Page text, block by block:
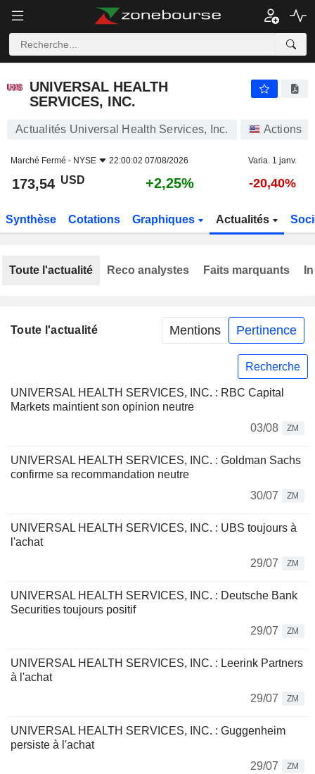
UNIVERSAL HEALTH
SERVICES, INC.
Actualités Universal Health Services, Inc. Actions
Marché Fermé - NYSE 22:00:02 07/08/2026 Varia. 1 janv.
173,54 USD +2,25% -20,40%
Synthèse Cotations Graphiques Actualités
Toute l'actualité Mentions Pertinence
Recherche
UNIVERSAL HEALTH SERVICES, INC. : RBC Capital
Markets maintient son opinion neutre
03/08
ZM
UNIVERSAL HEALTH SERVICES, INC. : Goldman Sachs
confirme sa recommandation neutre
30/07
ZM
UNIVERSAL HEALTH SERVICES, INC. : UBS toujours à
l'achat
29/07
ZM
UNIVERSAL HEALTH SERVICES, INC. : Deutsche Bank
Securities toujours positif
29/07
ZM
UNIVERSAL HEALTH SERVICES, INC. : Leerink Partners
à l'achat
29/07
ZM
UNIVERSAL HEALTH SERVICES, INC. : Guggenheim
persiste à l'achat
29/07
ZM
Toute l'actualité Reco analystes Faits marquants